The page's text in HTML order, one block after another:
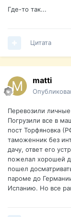
Где-то так...
Цитата
matti
Перевозили
Погрузили все в
пост Торфяновка
таможенник без
дачу, ответ его
пожелал хорошей
пошел
пароме до
Испанию. Но все